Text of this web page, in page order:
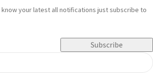
your latest all notifications just subscribe to
Subscribe